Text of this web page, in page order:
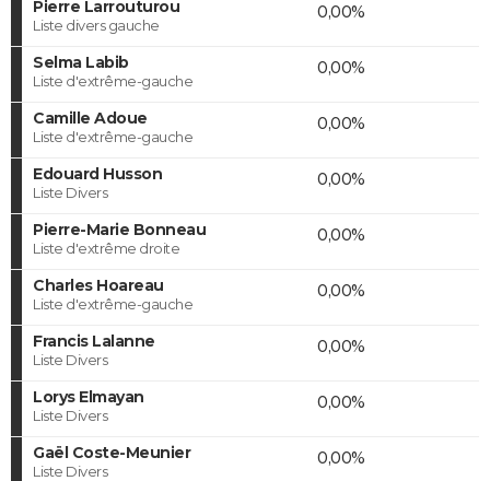
Pierre Larrouturou
Liste divers gauche
0,00%
Selma Labib
Liste d'extrême-gauche
0,00%
Camille Adoue
Liste d'extrême-gauche
0,00%
Edouard Husson
Liste Divers
0,00%
Pierre-Marie Bonneau
Liste d'extrême droite
0,00%
Charles Hoareau
Liste d'extrême-gauche
0,00%
Francis Lalanne
Liste Divers
0,00%
Lorys Elmayan
Liste Divers
0,00%
Gaël Coste-Meunier
Liste Divers
0,00%